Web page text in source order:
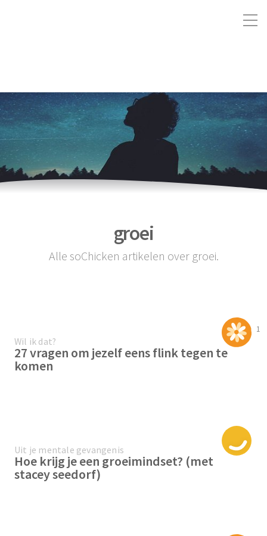
groei
Alle soChicken artikelen over groei.
1
Wil ik dat?
27 vragen om jezelf eens flink tegen te
komen
Uit je mentale gevangenis
Hoe krijg je een groeimindset? (met
stacey seedorf)